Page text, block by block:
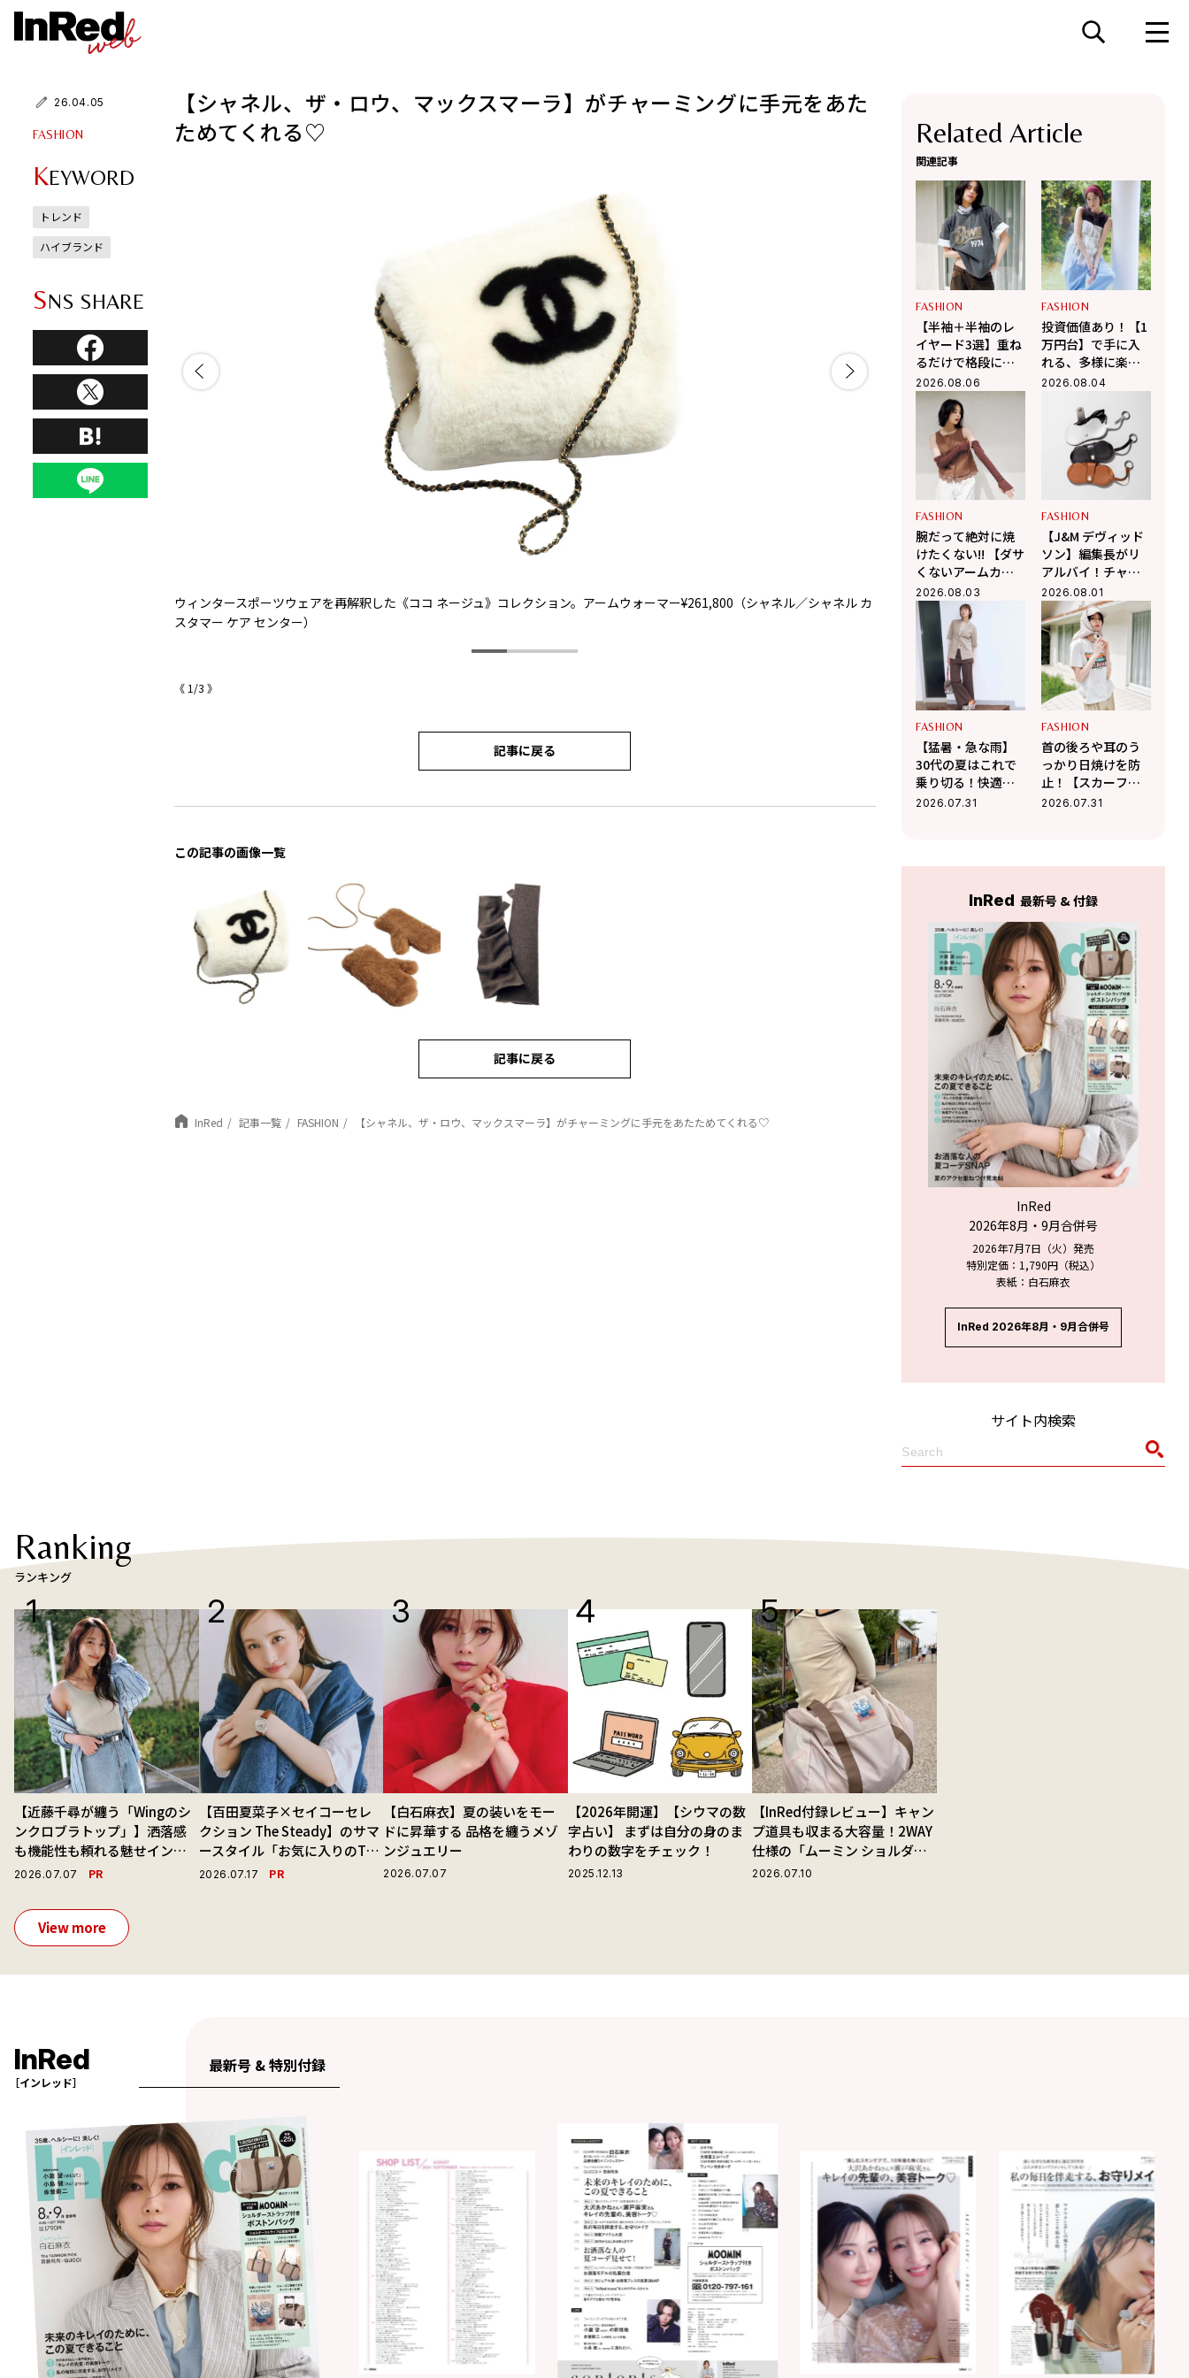
【シャネル、ザ・ロウ、マックスマーラ】がチャーミングに手元をあた
ためてくれる♡
ウィンタースポーツウェアを再解釈した《ココ ネージュ》コレクション。アームウォーマー¥261,800（シャネル／シャネル カ
スタマー ケア センター）
上質なキャメルやアルパカ混のテディベアファブリッ
《 1 /3 》
記事に戻る
この記事の画像一覧
記事に戻る
InRed 記事一覧 FASHION 【シャネル、ザ・ロウ、マックスマーラ】がチャーミングに手元をあたためてくれる♡
26.04.05
FASHION
KEYWORD
トレンド
ハイブランド
SNS SHARE
Related Article
関連記事
FASHION
【半袖＋半袖のレ
イヤード3選】重ね
るだけで格段に洒
落て気温調整もで
きる！
2026.08.06
FASHION
投資価値あり！【1
万円台】で手に入
れる、多様に楽し
む大人の「最旬シ
2026.08.04
FASHION
腕だって絶対に焼
けたくない!! 【ダサ
くないアームカバ
ーのコーデ術3選】
2026.08.03
FASHION
【J&M デヴィッド
ソン】編集長がリ
アルバイ！チャー
ムにもなるメガネ
ケースがこの夏大
活躍の予感
2026.08.01
FASHION
【猛暑・急な雨】
30代の夏はこれで
乗り切る！快適さ
を味方にする「コ
2026.07.31
FASHION
首の後ろや耳のう
っかり日焼けを防
止！【スカーフ付
きキャップ】はフ
2026.07.31
InRed 最新号 & 付録
InRed
2026年8月・9月合併号
2026年7月7日（火）発売
特別定価：1,790円（税込）
表紙：白石麻衣
InRed 2026年8月・9月合併号
サイト内検索
Ranking
ランキング
【近藤千尋が纏う「Wingのシ
ンクロブラトップ」】洒落感
も機能性も頼れる魅せインナ
ーで毎日を心地よくアプデ！
2026.07.07 PR
【百田夏菜子×セイコーセレ
クション The Steady】のサマ
ースタイル「お気に入りのTシ
ャツと最高の時計と。」
2026.07.17 PR
【白石麻衣】夏の装いをモー
ドに昇華する 品格を纏うメゾ
ンジュエリー
2026.07.07
【2026年開運】【シウマの数
字占い】 まずは自分の身のま
わりの数字をチェック！
2025.12.13
【InRed付録レビュー】キャン
プ道具も収まる大容量！2WAY
仕様の「ムーミン ショルダー
ストラップ付きボストンバッ
2026.07.10
View more
InRed
［インレッド］
最新号 & 特別付録